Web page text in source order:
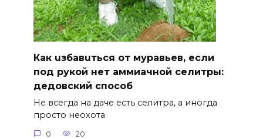
Как uзбавuться от муравьев, если
под рукой нет аммиачной селитры:
дедовский способ
Не всегда на даче есть селитра, а иногда
просто неохота
0 20